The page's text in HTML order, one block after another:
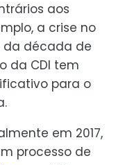
aos
a crise no
da década de
da CDI tem
para o
em 2017,
processo de